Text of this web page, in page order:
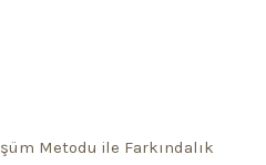
Metodu ile Farkındalık